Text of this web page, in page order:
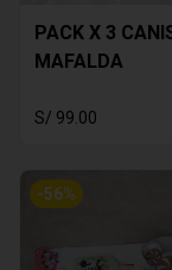
PACK X 3
MAFALDA
S/ 99.00
-56%